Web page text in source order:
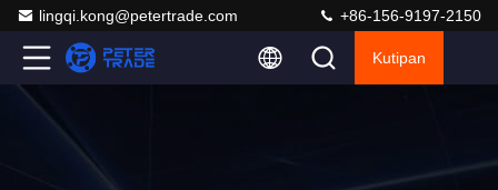
lingqi.kong@petertrade.com +86-156-9197-2150
Kutipan